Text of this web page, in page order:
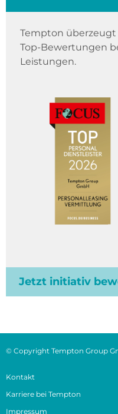
Tempton
Top-Bewertungen
Leistungen.
Jetzt initiativ
© Copyright Tempton Group
Kontakt
Karriere bei Tempton
Impressum